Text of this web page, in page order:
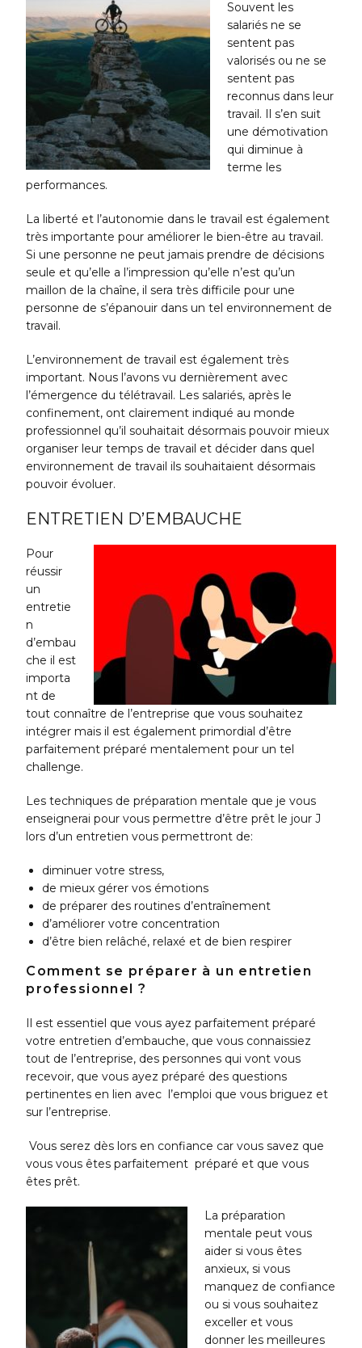
Souvent les
salariés ne se
sentent pas
valorisés ou ne se
sentent pas
reconnus dans leur
travail. Il s’en suit
une démotivation
qui diminue à
terme les
performances.
La liberté et l’autonomie dans le travail est également
très importante pour améliorer le bien-être au travail.
Si une personne ne peut jamais prendre de décisions
seule et qu’elle a l’impression qu’elle n’est qu’un
maillon de la chaîne, il sera très difficile pour une
personne de s’épanouir dans un tel environnement de
travail.
L’environnement de travail est également très
important. Nous l’avons vu dernièrement avec
l’émergence du télétravail. Les salariés, après le
confinement, ont clairement indiqué au monde
professionnel qu’il souhaitait désormais pouvoir mieux
organiser leur temps de travail et décider dans quel
environnement de travail ils souhaitaient désormais
pouvoir évoluer.
ENTRETIEN D’EMBAUCHE
Pour
réussir
un
entretie
n
d’embau
che il est
importa
nt de
tout connaître de l’entreprise que vous souhaitez
intégrer mais il est également primordial d’être
parfaitement préparé mentalement pour un tel
challenge.
Les techniques de préparation mentale que je vous
enseignerai pour vous permettre d’être prêt le jour J
lors d’un entretien vous permettront de:
diminuer votre stress,
de mieux gérer vos émotions
de préparer des routines d’entraînement
d’améliorer votre concentration
d’être bien relâché, relaxé et de bien respirer
Comment se préparer à un entretien
professionnel ?
Il est essentiel que vous ayez parfaitement préparé
votre entretien d’embauche, que vous connaissiez
tout de l’entreprise, des personnes qui vont vous
recevoir, que vous ayez préparé des questions
pertinentes en lien avec l’emploi que vous briguez et
sur l’entreprise.
Vous serez dès lors en confiance car vous savez que
vous vous êtes parfaitement préparé et que vous
êtes prêt.
La préparation
mentale peut vous
aider si vous êtes
anxieux, si vous
manquez de confiance
ou si vous souhaitez
exceller et vous
donner les meilleures